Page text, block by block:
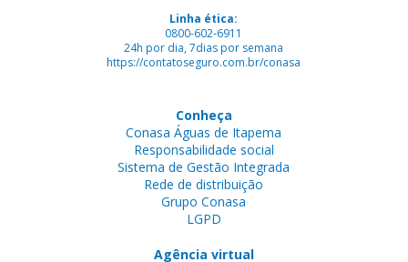
Linha ética:
0800-602-6911
24h por dia, 7dias por semana
https://contatoseguro.com.br/conasa
Conheça
Conasa Águas de Itapema
Responsabilidade social
Sistema de Gestão Integrada
Rede de distribuição
Grupo Conasa
LGPD
Agência virtual